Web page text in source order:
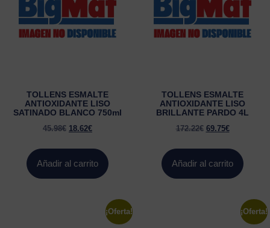
TOLLENS ESMALTE
ANTIOXIDANTE LISO
SATINADO BLANCO 750ml
45.98€ 18.62€
Añadir al carrito
TOLLENS ESMALTE
ANTIOXIDANTE LISO
BRILLANTE PARDO 4L
172.22€ 69.75€
Añadir al carrito
¡Oferta! ¡Oferta!